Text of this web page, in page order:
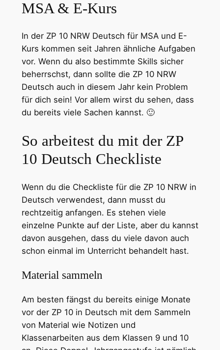
MSA & E-Kurs
In der ZP 10 NRW Deutsch für MSA und E-
Kurs kommen seit Jahren ähnliche Aufgaben
vor. Wenn du also bestimmte Skills sicher
beherrschst, dann sollte die ZP 10 NRW
Deutsch auch in diesem Jahr kein Problem
für dich sein! Vor allem wirst du sehen, dass
du bereits viele Sachen kannst. 🙂
So arbeitest du mit der ZP
10 Deutsch Checkliste
Wenn du die Checkliste für die ZP 10 NRW in
Deutsch verwendest, dann musst du
rechtzeitig anfangen. Es stehen viele
einzelne Punkte auf der Liste, aber du kannst
davon ausgehen, dass du viele davon auch
schon einmal im Unterricht behandelt hast.
Material sammeln
Am besten fängst du bereits einige Monate
vor der ZP 10 in Deutsch mit dem Sammeln
von Material wie Notizen und
Klassenarbeiten aus dem Klassen 9 und 10